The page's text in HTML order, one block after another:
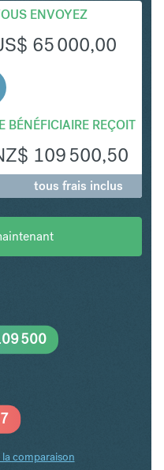
ENVOYEZ
65 000,00
BÉNÉFICIAIRE REÇOIT
109 500,50
tous frais inclus
500
comparaison